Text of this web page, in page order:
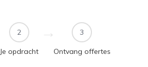
2
Je opdracht
3
Ontvang offertes